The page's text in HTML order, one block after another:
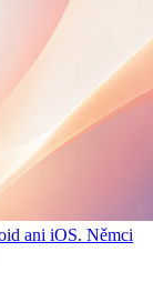
ani iOS. Němci